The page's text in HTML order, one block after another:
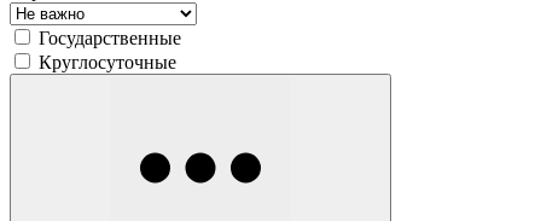
Государственные
Круглосуточные